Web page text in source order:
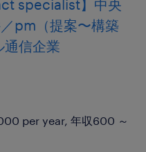
specialist】中央
pm（提案〜構築
通信企業
per year, 年収600 ～